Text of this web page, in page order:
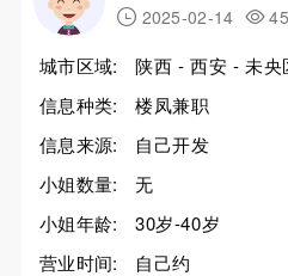
2025-02-14
城市区域:
陕西 - 西安 - 未央
信息种类:
楼凤兼职
信息来源:
自己开发
小姐数量:
无
小姐年龄:
30岁-40岁
营业时间:
自己约